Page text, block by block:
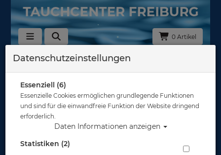
0 Artikel
Zurück
Datenschutzeinstellungen
Essenziell (6)
Essenzielle Cookies ermöglichen grundlegende Funktionen
und sind für die einwandfreie Funktion der Website dringend
erforderlich.
Daten Informationen anzeigen
Statistiken (2)